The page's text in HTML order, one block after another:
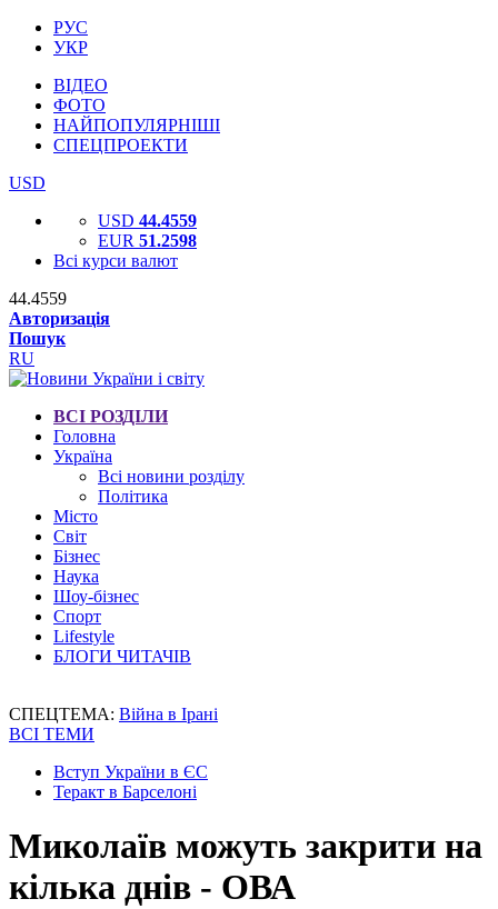
РУС
УКР
ВІДЕО
ФОТО
НАЙПОПУЛЯРНІШІ
СПЕЦПРОЕКТИ
USD
USD 44.4559
EUR 51.2598
Всі курси валют
44.4559
Авторизація
Пошук
RU
ВСІ РОЗДІЛИ
Головна
Україна
Всі новини розділу
Політика
Місто
Світ
Бізнес
Наука
Шоу-бізнес
Спорт
Lifestyle
БЛОГИ ЧИТАЧІВ
СПЕЦТЕМА: Війна в Ірані
ВСІ ТЕМИ
Вступ України в ЄС
Теракт в Барселоні
Миколаїв можуть закрити на
кілька днів - ОВА